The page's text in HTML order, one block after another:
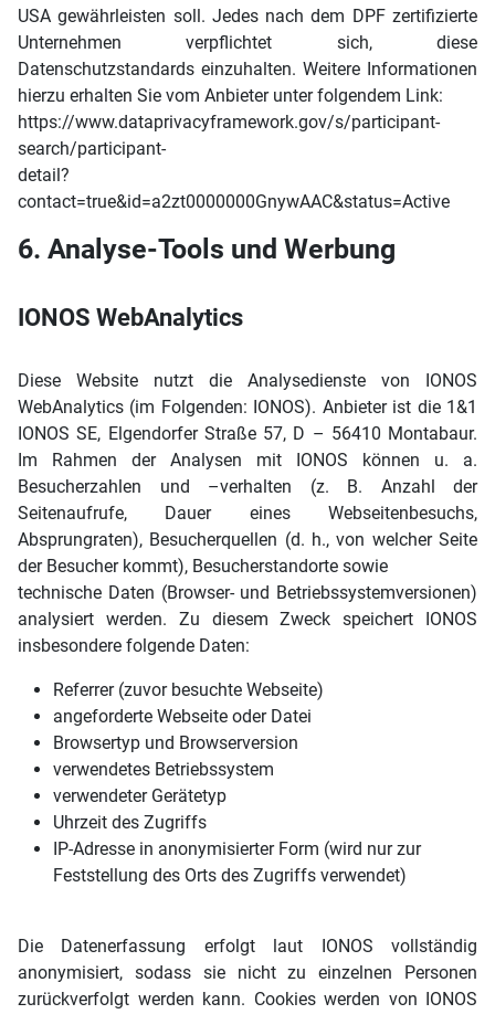
USA gewährleisten soll. Jedes nach dem DPF zertifizierte
Unternehmen verpflichtet sich, diese
Datenschutzstandards einzuhalten. Weitere Informationen
hierzu erhalten Sie vom Anbieter unter folgendem Link:
https://www.dataprivacyframework.gov/s/participant-
search/participant-
detail?
contact=true&id=a2zt0000000GnywAAC&status=Active
6. Analyse-Tools und Werbung
IONOS WebAnalytics
Diese Website nutzt die Analysedienste von IONOS
WebAnalytics (im Folgenden: IONOS). Anbieter ist die 1&1
IONOS SE, Elgendorfer Straße 57, D – 56410 Montabaur.
Im Rahmen der Analysen mit IONOS können u. a.
Besucherzahlen und –verhalten (z. B. Anzahl der
Seitenaufrufe, Dauer eines Webseitenbesuchs,
Absprungraten), Besucherquellen (d. h., von welcher Seite
der Besucher kommt), Besucherstandorte sowie
technische Daten (Browser- und Betriebssystemversionen)
analysiert werden. Zu diesem Zweck speichert IONOS
insbesondere folgende Daten:
Referrer (zuvor besuchte Webseite)
angeforderte Webseite oder Datei
Browsertyp und Browserversion
verwendetes Betriebssystem
verwendeter Gerätetyp
Uhrzeit des Zugriffs
IP-Adresse in anonymisierter Form (wird nur zur
Feststellung des Orts des Zugriffs verwendet)
Die Datenerfassung erfolgt laut IONOS vollständig
anonymisiert, sodass sie nicht zu einzelnen Personen
zurückverfolgt werden kann. Cookies werden von IONOS